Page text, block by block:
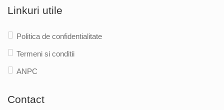
Linkuri utile
Politica de confidentialitate
Termeni si conditii
ANPC
Contact